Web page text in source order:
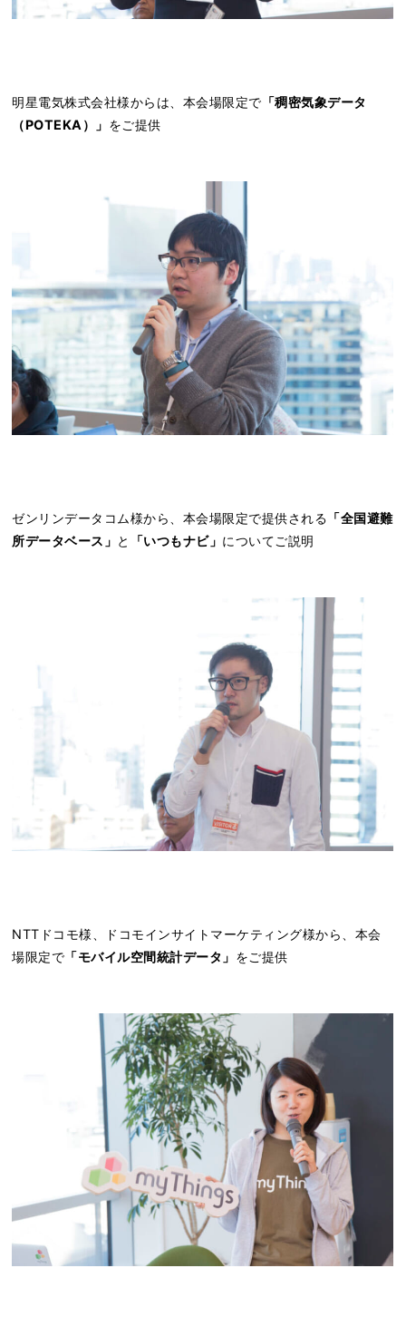
明星電気株式会社様からは、本会場限定で 「稠密気象データ
（POTEKA）」 をご提供
ゼンリンデータコム様から、本会場限定で提供される 「全国避難
所データベース」 と 「いつもナビ」 についてご説明
NTTドコモ様、ドコモインサイトマーケティング様から、本会
場限定で 「モバイル空間統計データ」 をご提供